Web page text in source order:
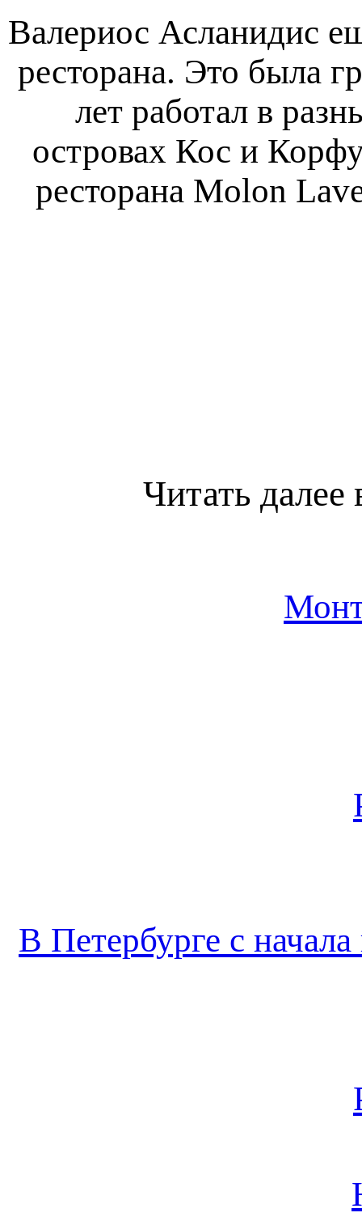
Валериос Асланидис
ресторана. Это была
лет работал в
островах Кос и
ресторана Molon
Читать далее
В Петербурге с